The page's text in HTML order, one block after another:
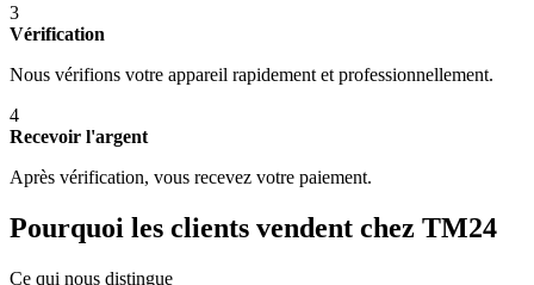
3
Vérification
Nous vérifions votre appareil rapidement et professionnellement.
4
Recevoir l'argent
Après vérification, vous recevez votre paiement.
Pourquoi les clients vendent chez TM24
Ce qui nous distingue